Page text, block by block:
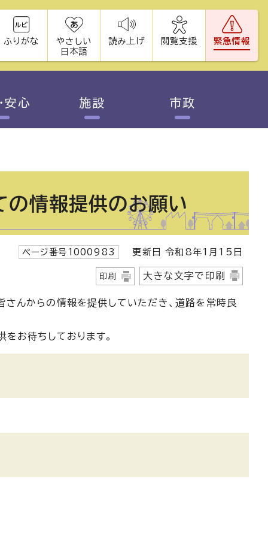
ふりがな
やさしい
日本語
読み上げ 閲覧支援 緊急情報
安心 施設 市政
の情報提供のお願い
ページ番号1000983 更新日 令和8年1月15日
印刷 大きな文字で印刷
んからの情報を提供していただき、道路を常時良
お待ちしております。